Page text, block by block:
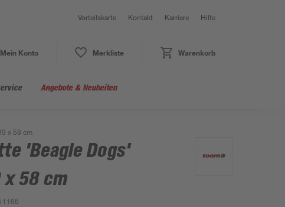
Vorteilskarte Kontakt Karriere Hilfe
Mein Konto Merkliste Warenkorb
Angebote & Neuheiten
x 58 cm
'Beagle Dogs'
58 cm